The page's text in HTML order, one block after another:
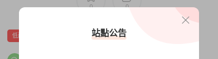
0 0
低配置 橫向卷軸 獨立
站點公告